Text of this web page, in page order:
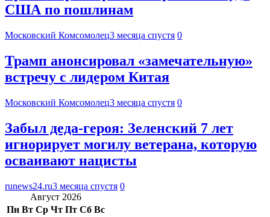
США по пошлинам
Московский Комсомолец3 месяца спустя 0
Трамп анонсировал «замечательную»
встречу с лидером Китая
Московский Комсомолец3 месяца спустя 0
Забыл деда-героя: Зеленский 7 лет
игнорирует могилу ветерана, которую
осваивают нацисты
runews24.ru3 месяца спустя 0
Август 2026
Пн Вт Ср Чт Пт Сб Вс